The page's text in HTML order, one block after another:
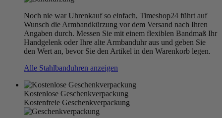
Noch nie war Uhrenkauf so einfach, Timeshop24 führt auf
Wunsch die Armbandkürzung vor dem Versand nach Ihren
Angaben durch. Messen Sie mit einem flexiblen Bandmaß Ihr
Handgelenk oder Ihre alte Armbanduhr aus und geben Sie
den Wert an, bevor Sie den Artikel in den Warenkorb legen.
Alle Stahlbanduhren anzeigen
Kostenlose Geschenkverpackung
Kostenfreie Geschenkverpackung